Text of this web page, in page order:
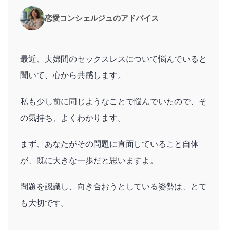
恋愛コンシェルジュのアドバイス
最近、夫婦間のセックスレスについて悩んでいると
聞いて、心から共感します。
私も少し前に同じようなことで悩んでいたので、そ
の気持ち、よくわかります。
まず、あなたがその問題に直面していること自体
が、既に大きな一歩だと思いますよ。
問題を認識し、向き合おうとしている姿勢は、とて
も大切です。